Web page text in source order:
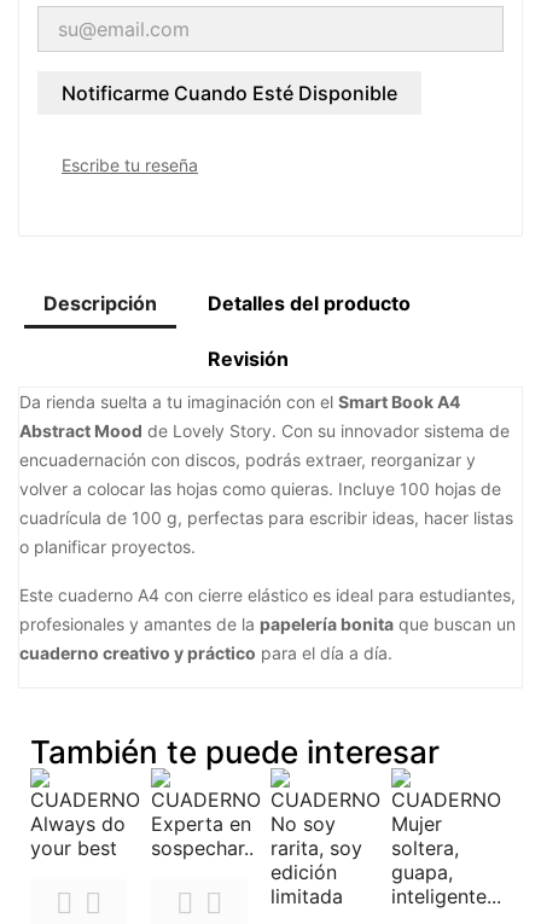
Notificarme Cuando Esté Disponible
Escribe tu reseña
Descripción Detalles del producto
Revisión
Da rienda suelta a tu imaginación con el Smart Book A4
Abstract Mood de Lovely Story. Con su innovador sistema de
encuadernación con discos, podrás extraer, reorganizar y
volver a colocar las hojas como quieras. Incluye 100 hojas de
cuadrícula de 100 g, perfectas para escribir ideas, hacer listas
o planificar proyectos.
Este cuaderno A4 con cierre elástico es ideal para estudiantes,
profesionales y amantes de la papelería bonita que buscan un
cuaderno creativo y práctico para el día a día.
También te puede interesar
 
 